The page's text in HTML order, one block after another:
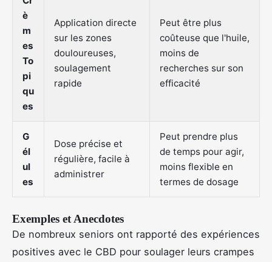
è
m
es
To
pi
qu
es
Application directe
sur les zones
douloureuses,
soulagement
rapide
Peut être plus
coûteuse que l'huile,
moins de
recherches sur son
efficacité
G
él
ul
es
Dose précise et
régulière, facile à
administrer
Peut prendre plus
de temps pour agir,
moins flexible en
termes de dosage
Exemples et Anecdotes
De nombreux seniors ont rapporté des expériences
positives avec le CBD pour soulager leurs crampes